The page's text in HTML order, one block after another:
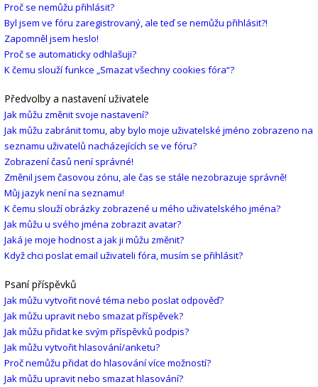
Proč se nemůžu přihlásit?
Byl jsem ve fóru zaregistrovaný, ale teď se nemůžu přihlásit?!
Zapomněl jsem heslo!
Proč se automaticky odhlašuji?
K čemu slouží funkce „Smazat všechny cookies fóra“?
Předvolby a nastavení uživatele
Jak můžu změnit svoje nastavení?
Jak můžu zabránit tomu, aby bylo moje uživatelské jméno zobrazeno na
seznamu uživatelů nacházejících se ve fóru?
Zobrazení časů není správné!
Změnil jsem časovou zónu, ale čas se stále nezobrazuje správně!
Můj jazyk není na seznamu!
K čemu slouží obrázky zobrazené u mého uživatelského jména?
Jak můžu u svého jména zobrazit avatar?
Jaká je moje hodnost a jak ji můžu změnit?
Když chci poslat email uživateli fóra, musím se přihlásit?
Psaní příspěvků
Jak můžu vytvořit nové téma nebo poslat odpověď?
Jak můžu upravit nebo smazat příspěvek?
Jak můžu přidat ke svým příspěvků podpis?
Jak můžu vytvořit hlasování/anketu?
Proč nemůžu přidat do hlasování více možností?
Jak můžu upravit nebo smazat hlasování?